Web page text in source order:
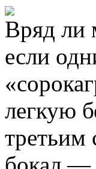
Вряд ли
если
легкую
третьим